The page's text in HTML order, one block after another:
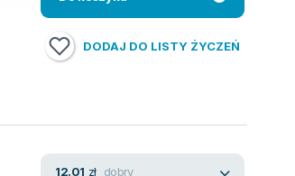
DODAJ DO LISTY ŻYCZEŃ
12.01 zł dobry